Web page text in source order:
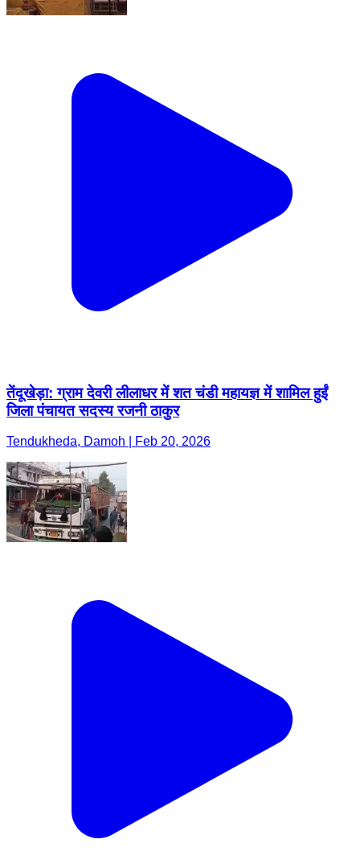
तेंदूखेड़ा: ग्राम देवरी लीलाधर में शत चंडी महायज्ञ में शामिल हुईं
जिला पंचायत सदस्य रजनी ठाकुर
Tendukheda, Damoh | Feb 20, 2026